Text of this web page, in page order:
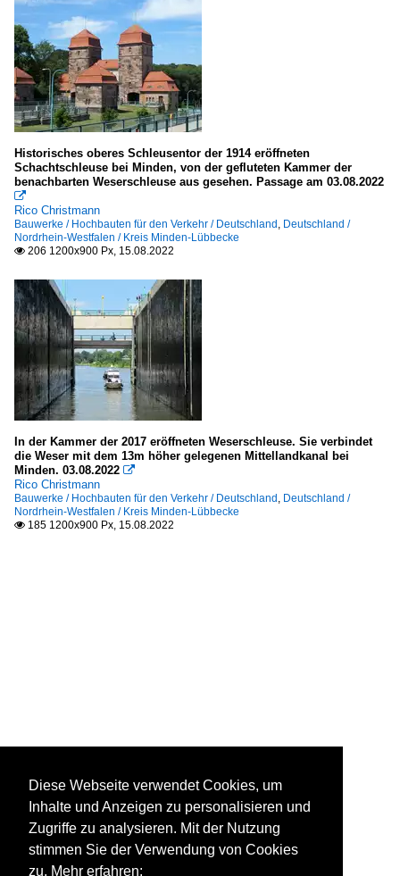
Historisches oberes Schleusentor der 1914 eröffneten
Schachtschleuse bei Minden, von der gefluteten Kammer der
benachbarten Weserschleuse aus gesehen. Passage am 03.08.2022

Rico Christmann
Bauwerke / Hochbauten für den Verkehr / Deutschland , Deutschland /
Nordrhein-Westfalen / Kreis Minden-Lübbecke
 206 1200x900 Px, 15.08.2022
In der Kammer der 2017 eröffneten Weserschleuse. Sie verbindet
die Weser mit dem 13m höher gelegenen Mittellandkanal bei
Minden. 03.08.2022 
Rico Christmann
Bauwerke / Hochbauten für den Verkehr / Deutschland , Deutschland /
Nordrhein-Westfalen / Kreis Minden-Lübbecke
 185 1200x900 Px, 15.08.2022
Diese Webseite verwendet Cookies, um
Inhalte und Anzeigen zu personalisieren und
Zugriffe zu analysieren. Mit der Nutzung
stimmen Sie der Verwendung von Cookies
zu. Mehr erfahren: